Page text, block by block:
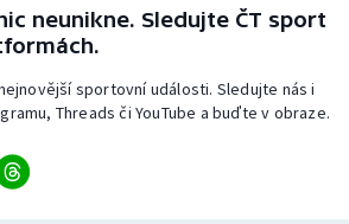
neunikne. Sledujte ČT sport
sportovní události. Sledujte nás i
Threads či YouTube a buďte v obraze.